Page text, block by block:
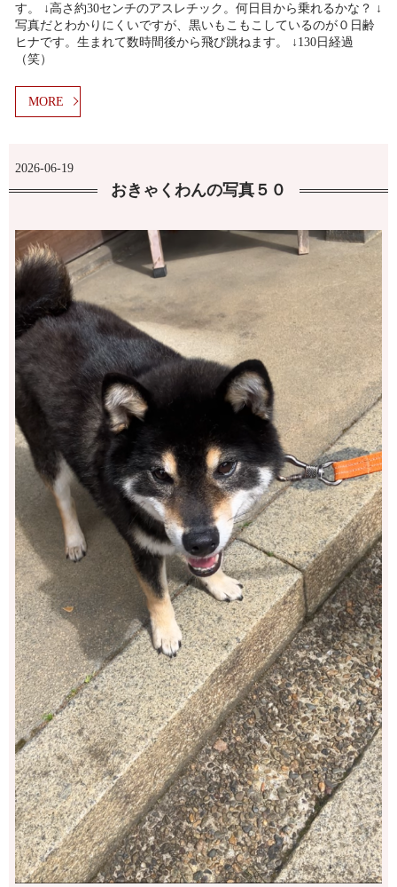
す。 ↓高さ約30センチのアスレチック。何日目から乗れるかな？ ↓
写真だとわかりにくいですが、黒いもこもこしているのが０日齢
ヒナです。生まれて数時間後から飛び跳ねます。 ↓130日経過
（笑）
MORE
2026-06-19
おきゃくわんの写真５０